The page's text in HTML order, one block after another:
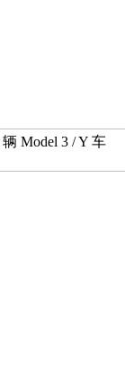
Model 3 / Y 车